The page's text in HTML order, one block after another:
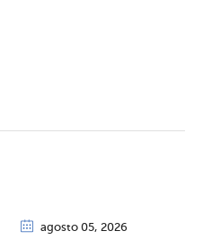
agosto 05, 2026